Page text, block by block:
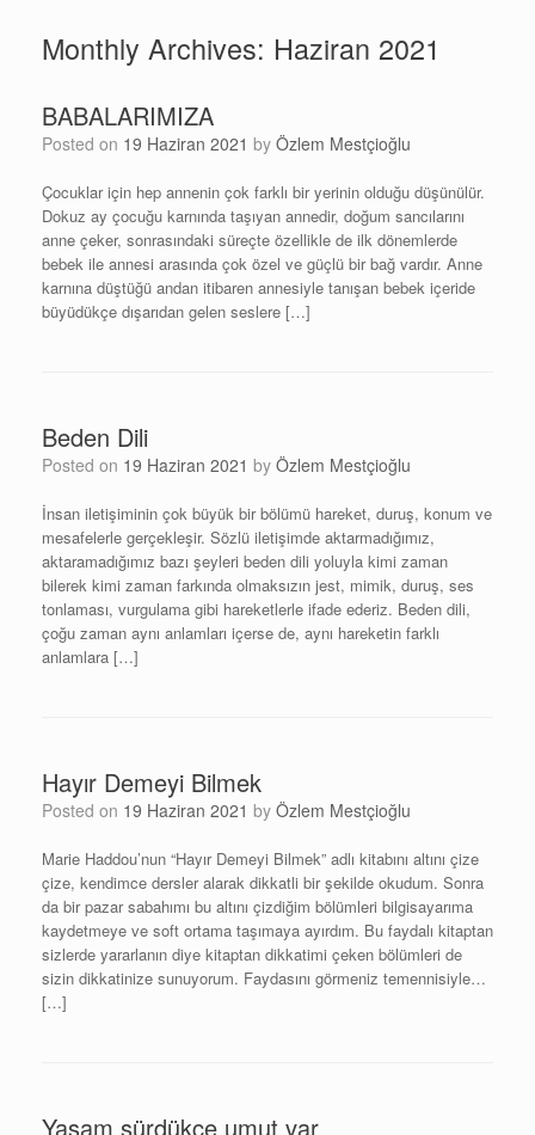
Monthly Archives: Haziran 2021
BABALARIMIZA
Posted on 19 Haziran 2021 by Özlem Mestçioğlu
Çocuklar için hep annenin çok farklı bir yerinin olduğu düşünülür.
Dokuz ay çocuğu karnında taşıyan annedir, doğum sancılarını
anne çeker, sonrasındaki süreçte özellikle de ilk dönemlerde
bebek ile annesi arasında çok özel ve güçlü bir bağ vardır. Anne
karnına düştüğü andan itibaren annesiyle tanışan bebek içeride
büyüdükçe dışarıdan gelen seslere […]
Beden Dili
Posted on 19 Haziran 2021 by Özlem Mestçioğlu
İnsan iletişiminin çok büyük bir bölümü hareket, duruş, konum ve
mesafelerle gerçekleşir. Sözlü iletişimde aktarmadığımız,
aktaramadığımız bazı şeyleri beden dili yoluyla kimi zaman
bilerek kimi zaman farkında olmaksızın jest, mimik, duruş, ses
tonlaması, vurgulama gibi hareketlerle ifade ederiz. Beden dili,
çoğu zaman aynı anlamları içerse de, aynı hareketin farklı
anlamlara […]
Hayır Demeyi Bilmek
Posted on 19 Haziran 2021 by Özlem Mestçioğlu
Marie Haddou’nun “Hayır Demeyi Bilmek” adlı kitabını altını çize
çize, kendimce dersler alarak dikkatli bir şekilde okudum. Sonra
da bir pazar sabahımı bu altını çizdiğim bölümleri bilgisayarıma
kaydetmeye ve soft ortama taşımaya ayırdım. Bu faydalı kitaptan
sizlerde yararlanın diye kitaptan dikkatimi çeken bölümleri de
sizin dikkatinize sunuyorum. Faydasını görmeniz temennisiyle…
[…]
Yaşam sürdükçe umut var